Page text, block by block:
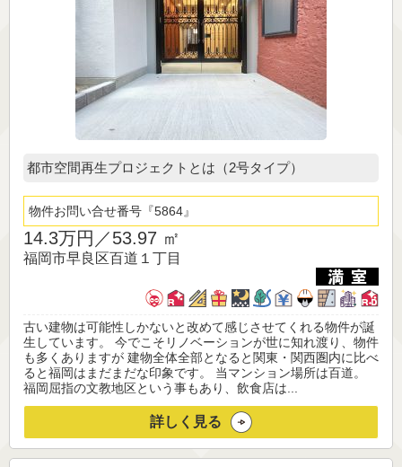
都市空間再生プロジェクトとは（2号タイプ）
物件お問い合せ番号 5864
14.3万円／53.97 ㎡
福岡市早良区百道１丁目
古い建物は可能性しかないと改めて感じさせてくれる物件が誕
生しています。 今でこそリノベーションが世に知れ渡り、物件
も多くありますが 建物全体全部となると関東・関西圏内に比べ
ると福岡はまだまだな印象です。 当マンション場所は百道。
福岡屈指の文教地区という事もあり、飲食店は...
詳しく見る